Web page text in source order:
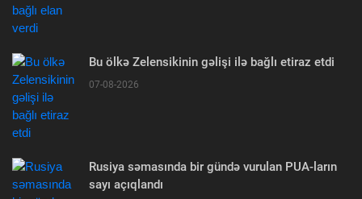
Bu ölkə Zelensikinin gəlişi ilə bağlı etiraz etdi
07-08-2026
Rusiya səmasında bir gündə vurulan PUA-ların
sayı açıqlandı